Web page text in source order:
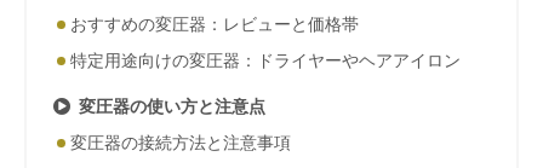
おすすめの変圧器：レビューと価格帯
特定用途向けの変圧器：ドライヤーやヘアアイロン
変圧器の使い方と注意点
変圧器の接続方法と注意事項